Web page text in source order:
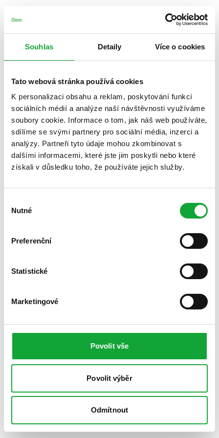
Souhlas Detaily Více o cookies
Tato webová stránka používá cookies
K personalizaci obsahu a reklam, poskytování funkcí
sociálních médií a analýze naší návštěvnosti využíváme
soubory cookie. Informace o tom, jak náš web používáte,
sdílíme se svými partnery pro sociální média, inzerci a
analýzy. Partneři tyto údaje mohou zkombinovat s
dalšími informacemi, které jste jim poskytli nebo které
získali v důsledku toho, že používáte jejich služby.
souhlasu
Nutné
Preferenční
Statistické
Marketingové
Povolit vše
Povolit výběr
Odmítnout